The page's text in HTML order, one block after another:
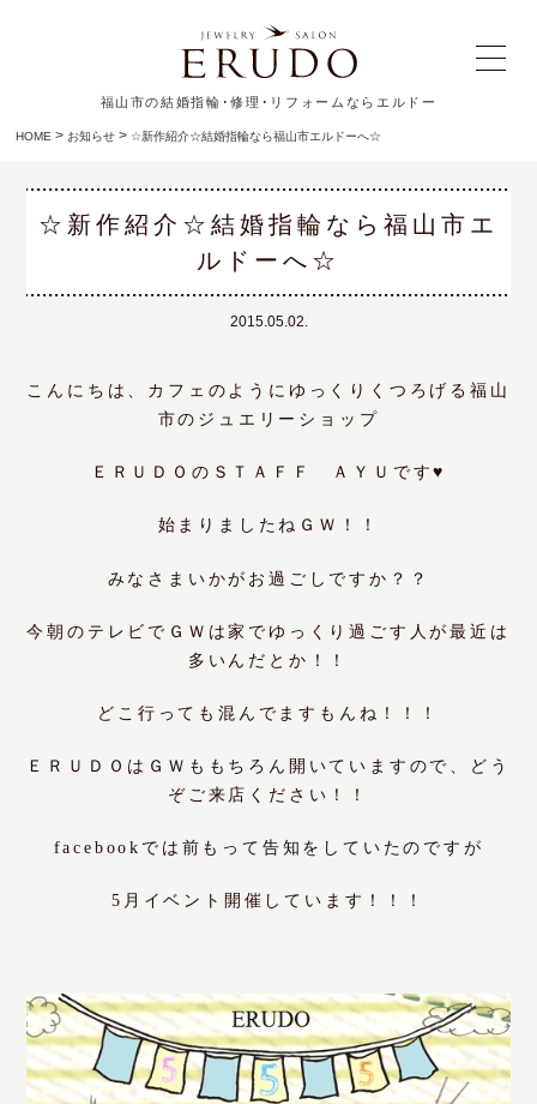
福山市の結婚指輪･修理･リフォームならエルドー
HOME >お知らせ > ☆新作紹介☆結婚指輪なら福山市エルドーへ☆
☆新作紹介☆結婚指輪なら福山市エ
ルドーへ☆
2015.05.02.
こんにちは、カフェのようにゆっくりくつろげる福山
市のジュエリーショップ
ＥＲＵＤＯのＳＴＡＦＦ ＡＹＵです♥
始まりましたねＧＷ！！
みなさまいかがお過ごしですか？？
今朝のテレビでＧＷは家でゆっくり過ごす人が最近は
多いんだとか！！
どこ行っても混んでますもんね！！！
ＥＲＵＤＯはＧＷももちろん開いていますので、どう
ぞご来店ください！！
facebookでは前もって告知をしていたのですが
5月イベント開催しています！！！